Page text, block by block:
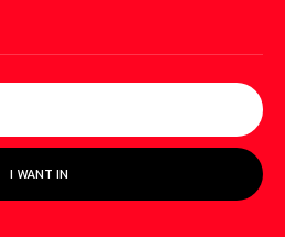
I WANT IN